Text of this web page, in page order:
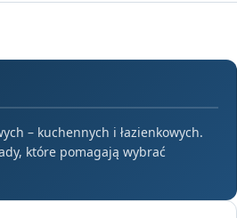
– kuchennych i łazienkowych.
które pomagają wybrać